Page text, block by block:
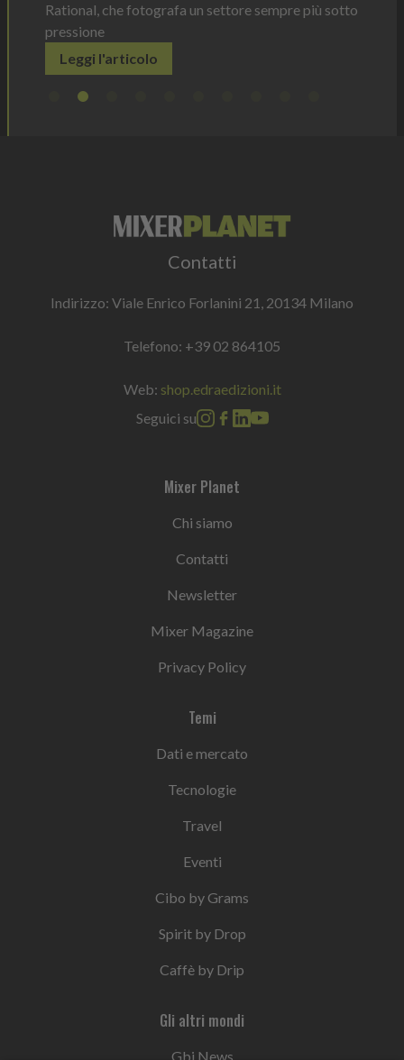
Rational, che fotografa un settore sempre più sotto
pressione
Leggi l'articolo
Contatti
Indirizzo: Viale Enrico Forlanini 21, 20134 Milano
Telefono: +39 02 864105
Web: shop.edraedizioni.it
Seguici su
Mixer Planet
Chi siamo
Contatti
Newsletter
Mixer Magazine
Privacy Policy
Temi
Dati e mercato
Tecnologie
Travel
Eventi
Cibo by Grams
Spirit by Drop
Caffè by Drip
Gli altri mondi
Gbi News